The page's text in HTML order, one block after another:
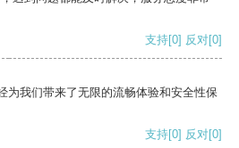
支持[0] 反对[0]
为我们带来了无限的流畅体验和安全性保
支持[0] 反对[0]